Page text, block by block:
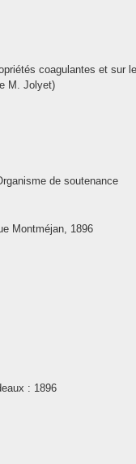
coagulantes et sur
M. Jolyet)
de soutenance
Montméjan, 1896
: 1896